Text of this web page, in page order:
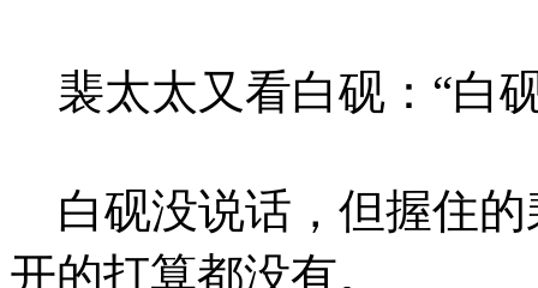
裴太太又看白砚：“白
白砚没说话，但握住的
开的打算都没有。